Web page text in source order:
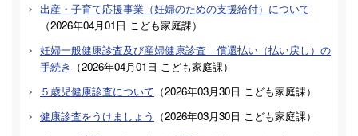
出産・子育て応援事業（妊婦のための支援給付）について
（2026年04月01日 こども家庭課）
妊婦一般健康診査及び産婦健康診査 償還払い（払い戻し）の
手続き （2026年04月01日 こども家庭課）
５歳児健康診査について （2026年03月30日 こども家庭課）
健康診査をうけましょう （2026年03月30日 こども家庭課）